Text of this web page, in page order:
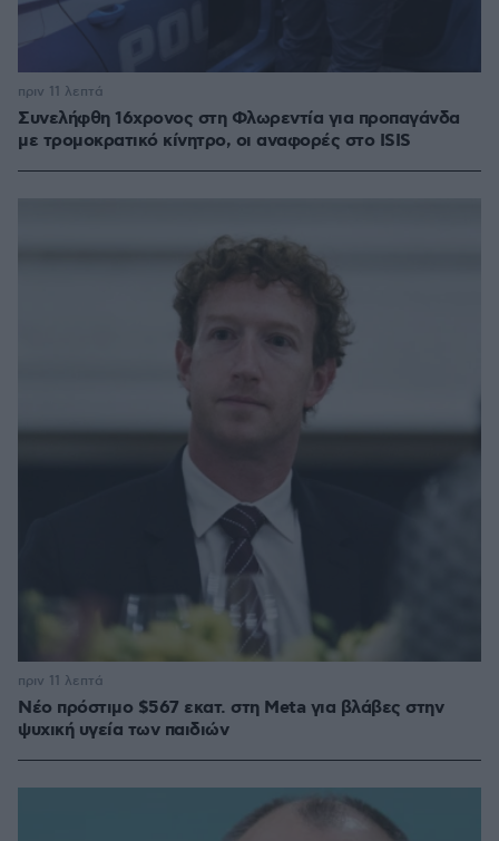
Συνελήφθη 16χρονος στη Φλωρεντία για προπαγάνδα
με τρομοκρατικό κίνητρο, οι αναφορές στο ISIS
πριν 11 λεπτά
Νέο πρόστιμο $567 εκατ. στη Meta για βλάβες στην
ψυχική υγεία των παιδιών
πριν 11 λεπτά